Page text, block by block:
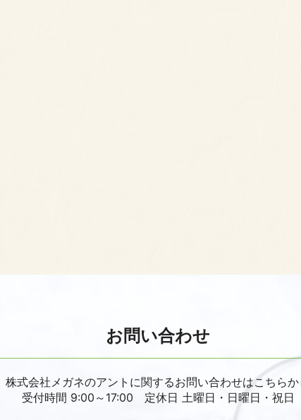
お問い合わせ
株式会社メガネのアントに関するお問い合わせはこちらか
受付時間 9:00～17:00 定休日 土曜日・日曜日・祝日